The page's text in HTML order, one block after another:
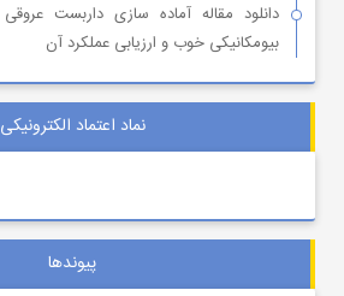
بیومکانیکی خوب و ارزیابی عملکرد آن
نماد اعتماد الکترونیکی
پیوندها